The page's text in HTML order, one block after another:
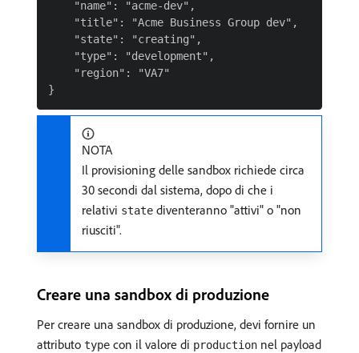
    "name": "acme-dev",
    "title": "Acme Business Group dev",
    "state": "creating",
    "type": "development",
    "region": "VA7"
NOTA
Il provisioning delle sandbox richiede circa
30 secondi dal sistema, dopo di che i
relativi state diventeranno "attivi" o "non
riusciti".
Creare una sandbox di produzione
Per creare una sandbox di produzione, devi fornire un
attributo type con il valore di production nel payload